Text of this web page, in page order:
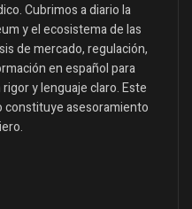
Cubrimos a diario la
y el ecosistema de las
de mercado, regulación,
en español para
y lenguaje claro. Este
asesoramiento